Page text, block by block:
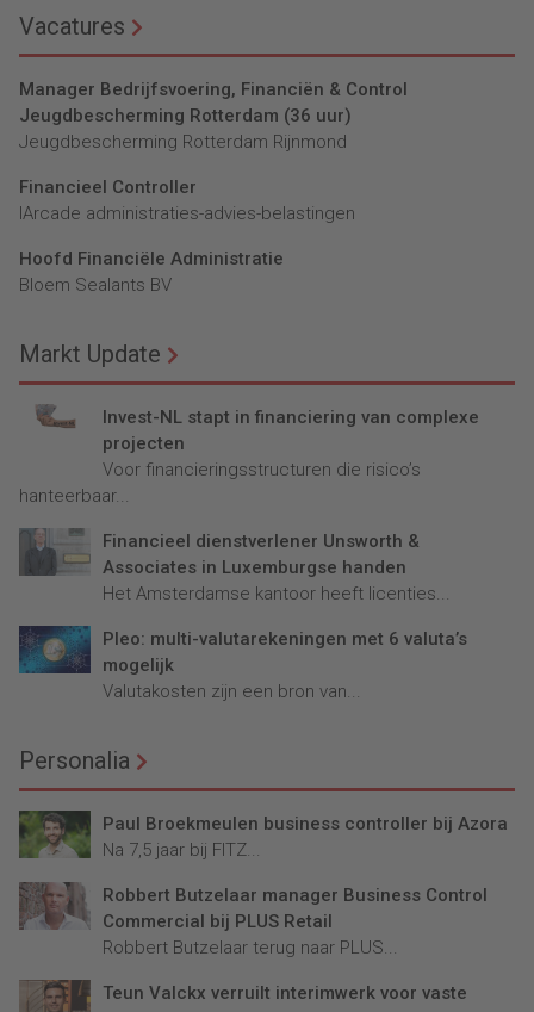
Vacatures
Manager Bedrijfsvoering, Financiën & Control
Jeugdbescherming Rotterdam (36 uur)
Jeugdbescherming Rotterdam Rijnmond
Financieel Controller
lArcade administraties-advies-belastingen
Hoofd Financiële Administratie
Bloem Sealants BV
Markt Update
Invest-NL stapt in financiering van complexe
projecten
Voor financieringsstructuren die risico’s
hanteerbaar...
Financieel dienstverlener Unsworth &
Associates in Luxemburgse handen
Het Amsterdamse kantoor heeft licenties...
Pleo: multi-valutarekeningen met 6 valuta’s
mogelijk
Valutakosten zijn een bron van...
Personalia
Paul Broekmeulen business controller bij Azora
Na 7,5 jaar bij FITZ...
Robbert Butzelaar manager Business Control
Commercial bij PLUS Retail
Robbert Butzelaar terug naar PLUS...
Teun Valckx verruilt interimwerk voor vaste